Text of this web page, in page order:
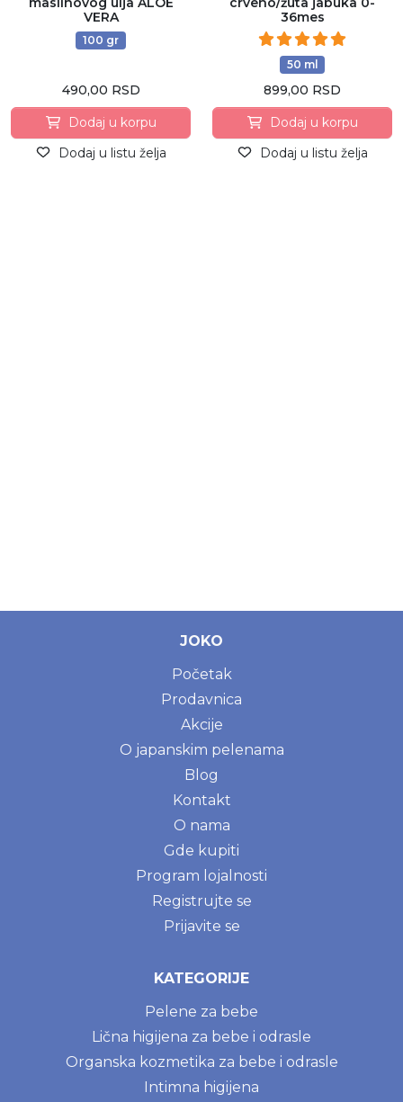
VERA
100 gr
490,00 RSD
Dodaj u korpu
Dodaj u listu želja
36mes
50 ml
899,00 RSD
Dodaj u korpu
Dodaj u listu želja
JOKO
Početak
Prodavnica
Akcije
O japanskim pelenama
Blog
Kontakt
O nama
Gde kupiti
Program lojalnosti
Registrujte se
Prijavite se
KATEGORIJE
Pelene za bebe
Lična higijena za bebe i odrasle
Organska kozmetika za bebe i odrasle
Intimna higijena